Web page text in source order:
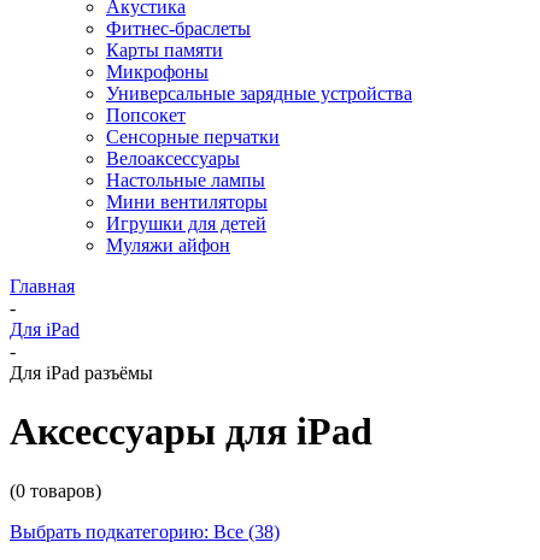
Акустика
Фитнес-браслеты
Карты памяти
Микрофоны
Универсальные зарядные устройства
Попсокет
Сенсорные перчатки
Велоаксессуары
Настольные лампы
Мини вентиляторы
Игрушки для детей
Муляжи айфон
Главная
-
Для iPad
-
Для iPad разъёмы
Аксессуары для iPad
(0 товаров)
Выбрать подкатегорию: Все (38)